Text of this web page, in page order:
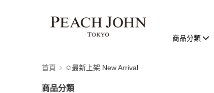
商品分類
首頁 ✩最新上架 New Arrival
商品分類